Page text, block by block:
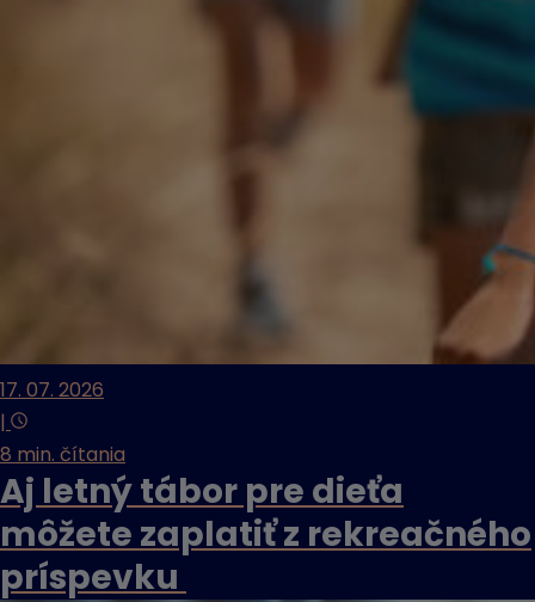
17. 07. 2026
|
8 min. čítania
Aj letný tábor pre dieťa
môžete zaplatiť z rekreačného
príspevku